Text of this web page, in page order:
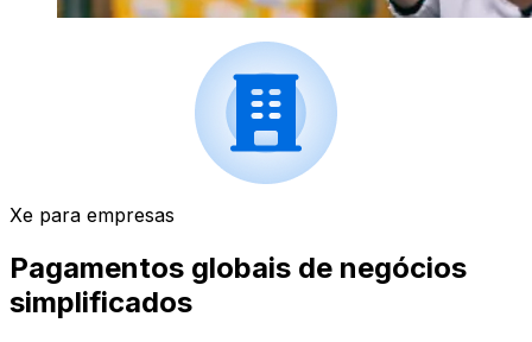
Xe para empresas
Pagamentos globais de negócios
simplificados